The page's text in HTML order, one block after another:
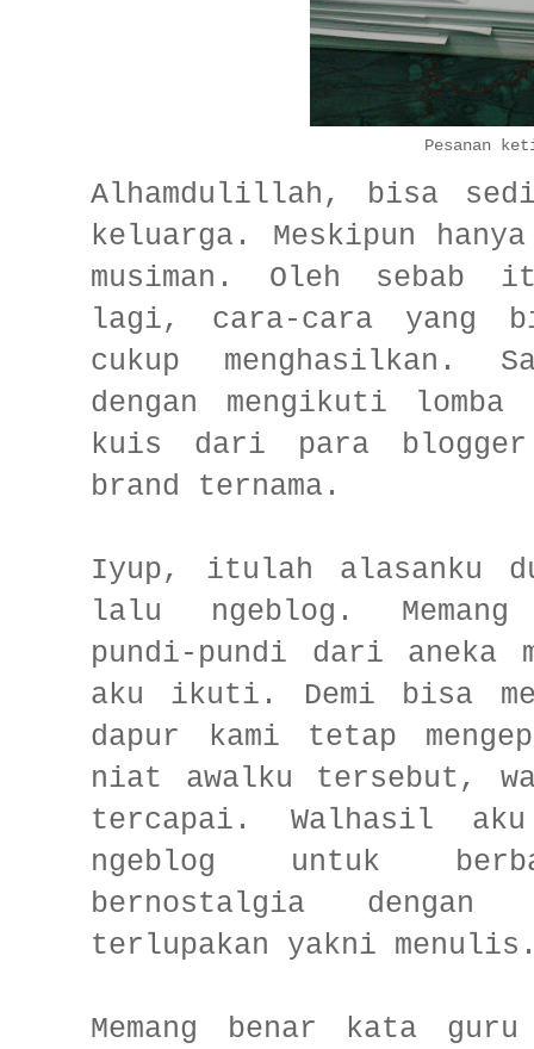
Pesanan
Alhamdulillah, bisa
keluarga. Meskipun
musiman. Oleh sebab
lagi, cara-cara yang
cukup menghasilkan.
dengan mengikuti lomba
kuis dari para
brand ternama.
Iyup, itulah alasanku
lalu ngeblog. Memang
pundi-pundi dari aneka
aku ikuti. Demi bisa
dapur kami tetap
niat awalku tersebut,
tercapai. Walhasil
ngeblog untuk
bernostalgia
terlupakan yakni
Memang benar kata